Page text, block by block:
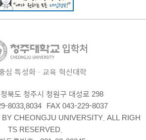
심 특성화·교육 혁신대학
북도 청주시 청원구 대성로 298
8033,8034
FAX 043-229-8037
CHEONGJU UNIVERSITY. ALL RIGH
TS RESERVED.